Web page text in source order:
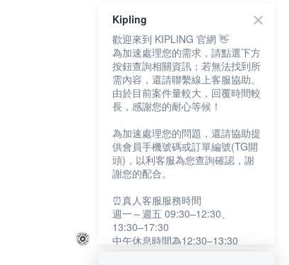
Kipling
歡迎來到 KIPLING 官網 👋
為加速處理您的需求，請點選下方
按鈕查詢相關資訊；若無法找到所
需內容，還請聯繫線上客服協助。
由於目前案件量較大，回覆時間較
長，感謝您的耐心等候！
為加速處理您的問題，還請協助提
供會員手機號碼或訂單編號(TG開
頭)，以利客服為您查詢確認，謝
謝您的配合。
⏰真人客服服務時間
週一～週五 09:30–12:30、
13:30–17:30
中午休息時間為12:30–13:30